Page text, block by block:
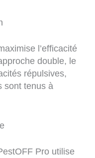
l’efficacité
double, le
répulsives,
sont tenus à
Pro utilise